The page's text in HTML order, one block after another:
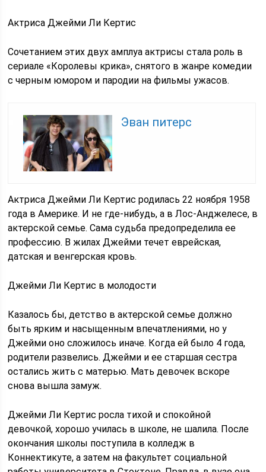
Актриса Джейми Ли Кертис
Сочетанием этих двух амплуа актрисы стала роль в
сериале «Королевы крика», снятого в жанре комедии
с черным юмором и пародии на фильмы ужасов.
Эван питерс
Актриса Джейми Ли Кертис родилась 22 ноября 1958
года в Америке. И не где-нибудь, а в Лос-Анджелесе, в
актерской семье. Сама судьба предопределила ее
профессию. В жилах Джейми течет еврейская,
датская и венгерская кровь.
Джейми Ли Кертис в молодости
Казалось бы, детство в актерской семье должно
быть ярким и насыщенным впечатлениями, но у
Джейми оно сложилось иначе. Когда ей было 4 года,
родители развелись. Джейми и ее старшая сестра
остались жить с матерью. Мать девочек вскоре
снова вышла замуж.
Джейми Ли Кертис росла тихой и спокойной
девочкой, хорошо училась в школе, не шалила. После
окончания школы поступила в колледж в
Коннектикуте, а затем на факультет социальной